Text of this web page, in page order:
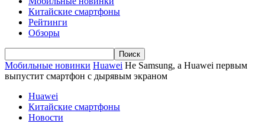
Китайские смартфоны
Рейтинги
Обзоры
Мобильные новинки Huawei Не Samsung, а Huawei первым
выпустит смартфон с дырявым экраном
Huawei
Китайские смартфоны
Новости